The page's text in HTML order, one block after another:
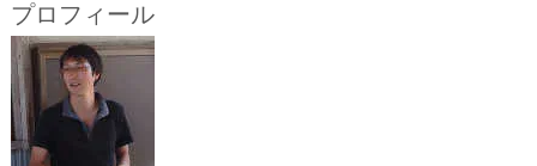
プロフィール